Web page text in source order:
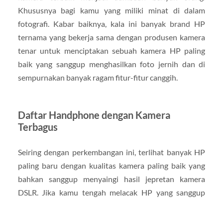
Khususnya bagi kamu yang miliki minat di dalam
fotografi. Kabar baiknya, kala ini banyak brand HP
ternama yang bekerja sama dengan produsen kamera
tenar untuk menciptakan sebuah kamera HP paling
baik yang sanggup menghasilkan foto jernih dan di
sempurnakan banyak ragam fitur-fitur canggih.
Daftar Handphone dengan Kamera
Terbagus
Seiring dengan perkembangan ini, terlihat banyak HP
paling baru dengan kualitas kamera paling baik yang
bahkan sanggup menyaingi hasil jepretan kamera
DSLR. Jika kamu tengah melacak HP yang sanggup